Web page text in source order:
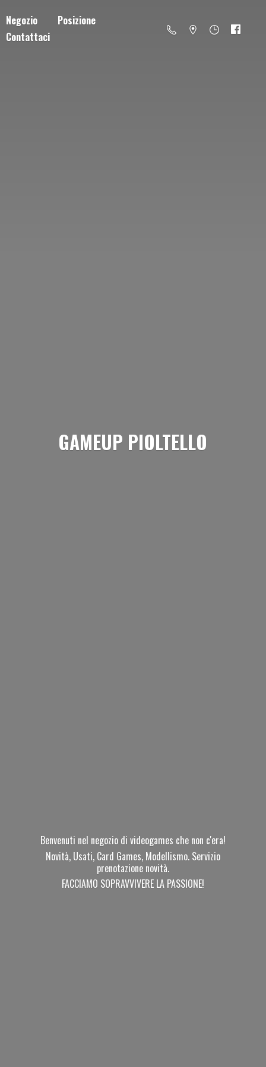
Negozio
Posizione
Contattaci
GAMEUP PIOLTELLO
Benvenuti nel negozio di videogames che non c'era!
Novità, Usati, Card Games, Modellismo. Servizio
prenotazione novità.
FACCIAMO SOPRAVVIVERE LA PASSIONE!